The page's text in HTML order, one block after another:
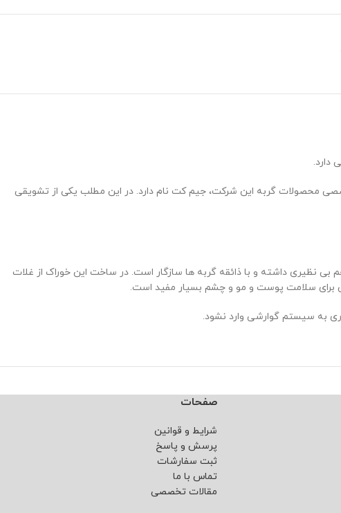
دارد.
محصولات گربه این شرکت، جیم کت نام دارد. در این مطلب یکی از تشویقی
استفاده شده است که طعم بی نظیری داشته و با ذائقه گربه ها سازگار است. در ساخت این خوراک از غلات
صفحات
شرایط و قوانین
پرسش و پاسخ
ثبت سفارشات
تماس با ما
مقالات تخصصی